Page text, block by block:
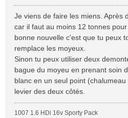
e
s
g
e
Je viens de faire les miens. Après
car il faut au moins 12 tonnes
bonne nouvelle c'est que tu peux
remplace les moyeux.
Sinon tu peux utiliser deux
bague du moyeu en prenant soin
blanc en un seul point
levier des deux côtés.
1007 1.6 HDi 16v Sporty Pack